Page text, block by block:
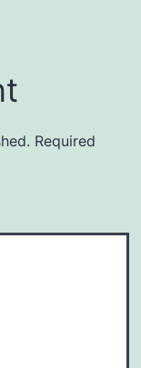
Required